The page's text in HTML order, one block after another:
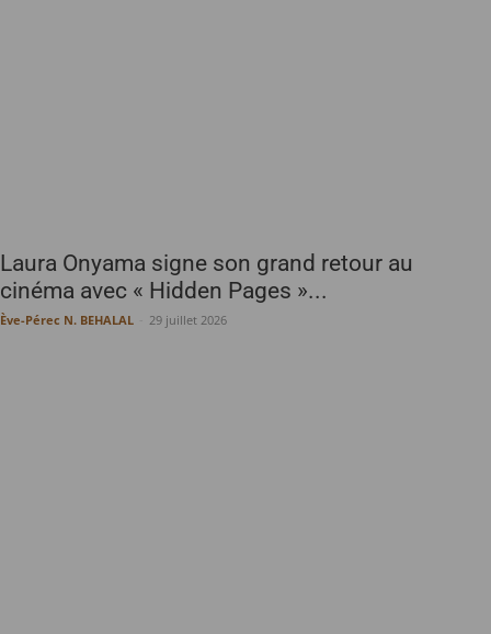
Laura Onyama signe son grand retour au
cinéma avec « Hidden Pages »...
Ève-Pérec N. BEHALAL 29 juillet 2026